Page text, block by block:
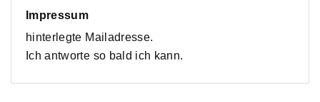
Impressum
hinterlegte Mailadresse.
Ich antworte so bald ich kann.